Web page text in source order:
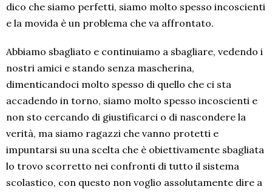
dico che siamo perfetti, siamo molto spesso incoscienti
e la movida è un problema che va affrontato.
Abbiamo sbagliato e continuiamo a sbagliare, vedendo i
nostri amici e stando senza mascherina,
dimenticandoci molto spesso di quello che ci sta
accadendo in torno, siamo molto spesso incoscienti e
non sto cercando di giustificarci o di nascondere la
verità, ma siamo ragazzi che vanno protetti e
impuntarsi su una scelta che è obiettivamente sbagliata
lo trovo scorretto nei confronti di tutto il sistema
scolastico, con questo non voglio assolutamente dire a